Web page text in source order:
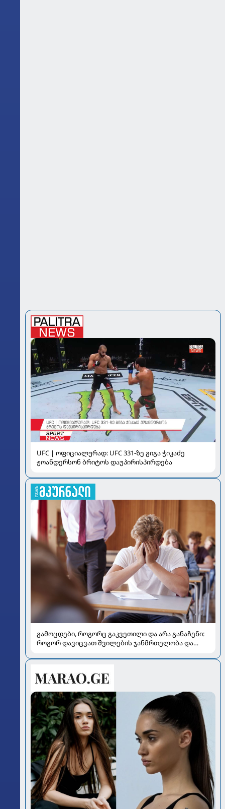
UFC | ოფიციალურად: UFC 331-ზე გიგა ჭიკაძე
ჟოანდერსონ ბრიტოს დაუპირისპირდება
გამოცდები, როგორც გაკვეთილი და არა განაჩენი:
როგორ დავიცვათ შვილების ჯანმრთელობა და